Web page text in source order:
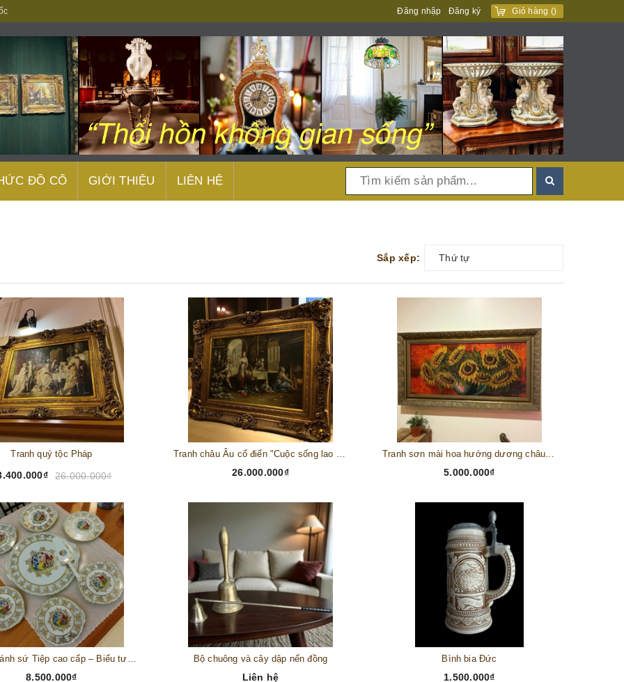
Đăng nhập Đăng ký Giỏ hàng ()
ĐỒ CỔ GIỚI THIỆU LIÊN HỆ
Sắp xếp: Thứ tự
Tranh quý tộc Pháp
26.000.000₫ 26.000.000₫ 5.000.000₫
8.500.000₫
Bộ chuông và cây dập nến đồng
Liên hệ
Bình bia Đức
1.500.000₫